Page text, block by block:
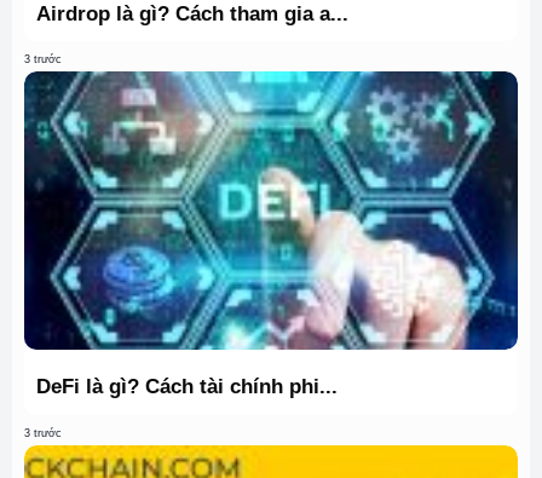
Airdrop là gì? Cách tham gia a...
3 trước
DeFi là gì? Cách tài chính phi...
3 trước